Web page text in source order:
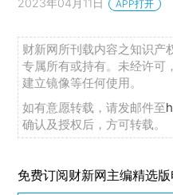
APP打开
财新网所刊载内容之知识产
专属所有或持有。未经许可
建立镜像等任何使用。
如有意愿转载，请发邮件至
确认及授权后，方可转载。
免费订阅财新网主编精选